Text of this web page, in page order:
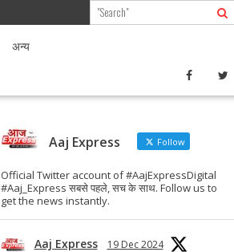
अन्य
Aaj Express Follow
Official Twitter account of #AajExpressDigital
#Aaj_Express सबसे पहले, सच के साथ. Follow us to
get the news instantly.
Aaj Express 19 Dec 2024